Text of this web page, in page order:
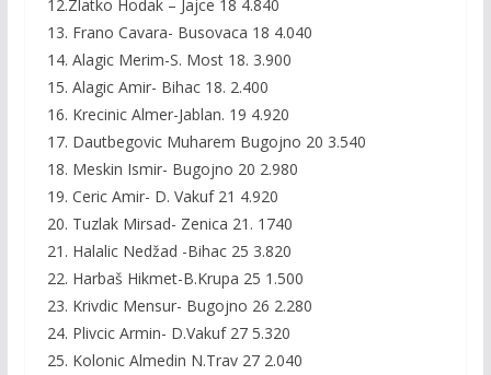
12.Zlatko Hodak – Jajce 18 4.840
13. Frano Cavara- Busovaca 18 4.040
14. Alagic Merim-S. Most 18. 3.900
15. Alagic Amir- Bihac 18. 2.400
16. Krecinic Almer-Jablan. 19 4.920
17. Dautbegovic Muharem Bugojno 20 3.540
18. Meskin Ismir- Bugojno 20 2.980
19. Ceric Amir- D. Vakuf 21 4.920
20. Tuzlak Mirsad- Zenica 21. 1740
21. Halalic Nedžad -Bihac 25 3.820
22. Harbaš Hikmet-B.Krupa 25 1.500
23. Krivdic Mensur- Bugojno 26 2.280
24. Plivcic Armin- D.Vakuf 27 5.320
25. Kolonic Almedin N.Trav 27 2.040